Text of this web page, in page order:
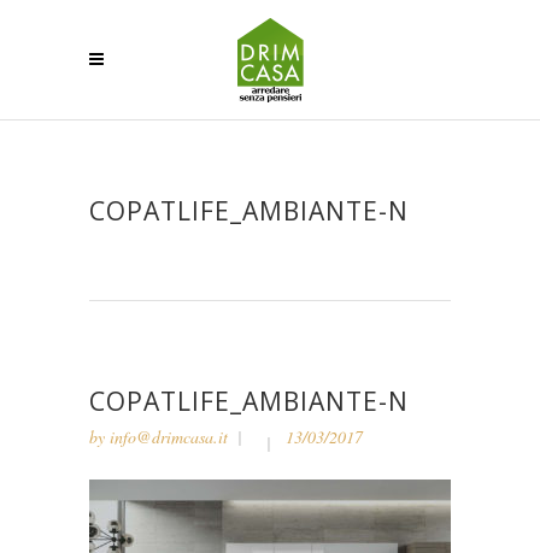
COPATLIFE_AMBIANTE-N
COPATLIFE_AMBIANTE-N
by info@drimcasa.it 13/03/2017